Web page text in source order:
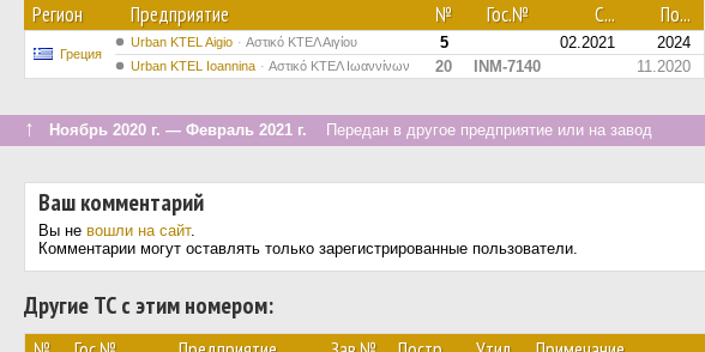
Регион Предприятие № Гос.№ С... По...
Греция
Urban KTEL Aigio Αστικό ΚΤΕΛ Αιγίου 5 02.2021 2024
Urban KTEL Ioannina Αστικό ΚΤΕΛ Ιωαννίνων 20 INM-7140 11.2020
↑ Ноябрь 2020 г. — Февраль 2021 г. Передан в другое предприятие или на завод
Ваш комментарий
Вы не вошли на сайт.
Комментарии могут оставлять только зарегистрированные пользователи.
Другие ТС с этим номером: